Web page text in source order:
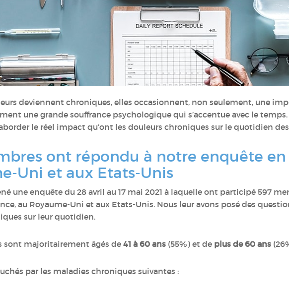
deviennent chroniques, elles occasionnent, non seulement, une
une grande souffrance psychologique qui s’accentue avec le
le réel impact qu’ont les douleurs chroniques sur le quotidien
ont répondu à notre enquête en
Uni et aux Etats-Unis
une enquête du 28 avril au 17 mai 2021 à laquelle ont participé 597
au Royaume-Uni et aux Etats-Unis. Nous leur avons posé des
sur leur quotidien.
sont majoritairement âgés de41 à 60 ans (55%) et de plus de 60 ans
par les maladies chroniques suivantes :